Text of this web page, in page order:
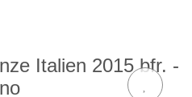
Italien 2015 bfr. -